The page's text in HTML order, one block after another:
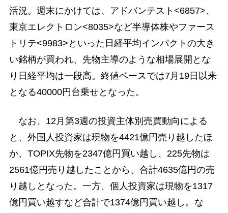
活況。週末にかけては、アドバンテスト<6857>、
東京エレクトロン<8035>など半導体株やファース
トリテ<9983>といった日経平均インパクトの大き
い銘柄が買われ、先物主導のような相場展開とな
り日経平均は一段高。終値ベースでは7月19日以来
となる40000円台乗せとなった。
なお、12月第3週の投資主体別売買動向による
と、外国人投資家は現物を4421億円売り越したほ
か、TOPIX先物を2347億円買い越し、225先物は
2561億円売り越したことから、合計4635億円の売
り越しとなった。一方、個人投資家は現物を1317
億円買い越すなど合計で1374億円買い越し。な